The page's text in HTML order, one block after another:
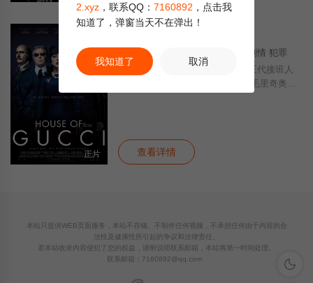
正片
古驰家族
电影
· 2021 · 美国,加拿大 · 剧情 犯罪
本片围绕时尚品牌古琦（ ）的第三代接班人
查看详情
深色模
本站只提供WEB页面服务，本站不存储、不制作任何视频，不承担任何由于内容的合
法性及健康性所引起的争议和法律责任。
若本站收录内容侵犯了您的权益，请附说明联系邮箱，本站将第一时间处理。
联系邮箱： 7160892@qq.com
2.xyz ，联系QQ： 7160892 ，点击我
知道了，弹窗当天不在弹出！
我知道了 取消